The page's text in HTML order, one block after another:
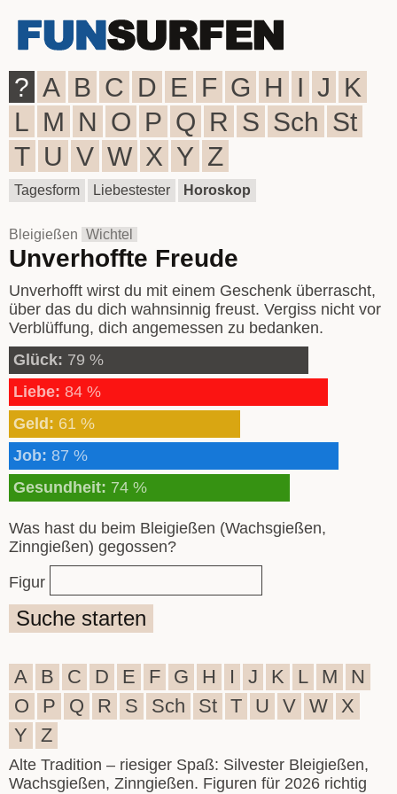
? A B C D E F G H I J K
L M N O P Q R S Sch St
T U V W X Y Z
Tagesform Liebestester Horoskop
Bleigießen Wichtel
Unverhoffte Freude
Unverhofft wirst du mit einem Geschenk überrascht,
über das du dich wahnsinnig freust. Vergiss nicht vor
Verblüffung, dich angemessen zu bedanken.
Glück: 79 %
Liebe: 84 %
Geld: 61 %
Job: 87 %
Gesundheit: 74 %
Was hast du beim Bleigießen (Wachsgießen,
Zinngießen) gegossen?
Figur
Suche starten
A B C D E F G H I J K L M
N
O
P Q R S Sch St T U V W X
Y
Z
Alte Tradition – riesiger Spaß: Silvester Bleigießen,
Wachsgießen, Zinngießen. Figuren für 2026 richtig